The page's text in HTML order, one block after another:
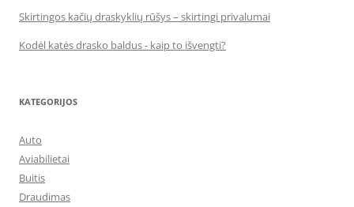
Skirtingos kačių draskyklių rūšys – skirtingi privalumai
Kodėl katės drasko baldus - kaip to išvengti?
KATEGORIJOS
Auto
Aviabilietai
Buitis
Draudimas